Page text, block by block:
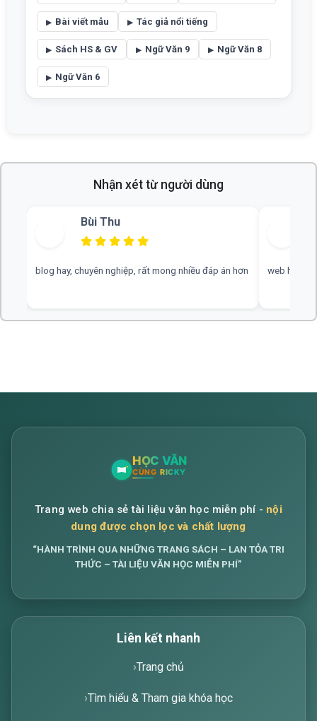
Bài viết mẫu Tác giả nổi tiếng
Sách HS & GV Ngữ Văn 9 Ngữ Văn 8
Ngữ Văn 6
Nhận xét từ người dùng
Bùi Thu
blog hay, chuyên nghiệp, rất mong nhiều đáp án hơn web hay,
Trang web chia sẻ tài liệu văn học miễn phí - nội
dung được chọn lọc và chất lượng
“HÀNH TRÌNH QUA NHỮNG TRANG SÁCH – LAN TỎA TRI
THỨC – TÀI LIỆU VĂN HỌC MIỄN PHÍ”
Liên kết nhanh
Trang chủ
Tìm hiểu & Tham gia khóa học